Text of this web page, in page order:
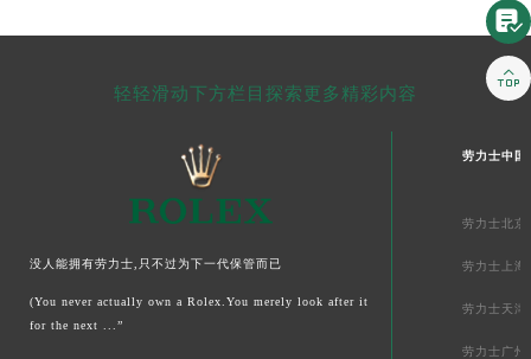
轻轻滑动下方栏目探索更多精彩内容
没人能拥有劳力士,只不过为下一代保管而已
(You never actually own a Rolex.You merely look after it
for the next ...”
劳力士中国
劳力士北京
劳力士上海
劳力士天津
劳力士广州

